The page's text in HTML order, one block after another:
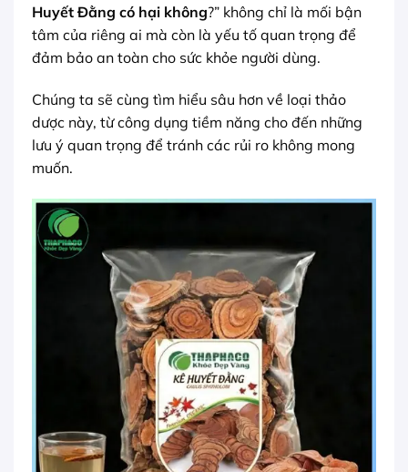
Huyết Đằng có hại không?” không chỉ là mối bận
tâm của riêng ai mà còn là yếu tố quan trọng để
đảm bảo an toàn cho sức khỏe người dùng.
Chúng ta sẽ cùng tìm hiểu sâu hơn về loại thảo
dược này, từ công dụng tiềm năng cho đến những
lưu ý quan trọng để tránh các rủi ro không mong
muốn.